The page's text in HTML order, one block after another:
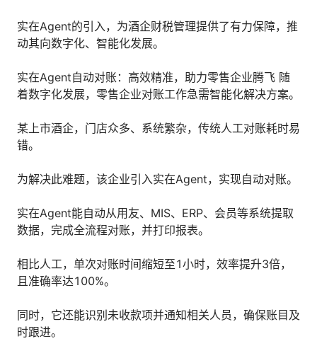
实在Agent的引入，为酒企财税管理提供了有力保障，推
动其向数字化、智能化发展。
实在Agent自动对账：高效精准，助力零售企业腾飞 随
着数字化发展，零售企业对账工作急需智能化解决方案。
某上市酒企，门店众多、系统繁杂，传统人工对账耗时易
错。
为解决此难题，该企业引入实在Agent，实现自动对账。
实在Agent能自动从用友、MIS、ERP、会员等系统提取
数据，完成全流程对账，并打印报表。
相比人工，单次对账时间缩短至1小时，效率提升3倍，
且准确率达100%。
同时，它还能识别未收款项并通知相关人员，确保账目及
时跟进。